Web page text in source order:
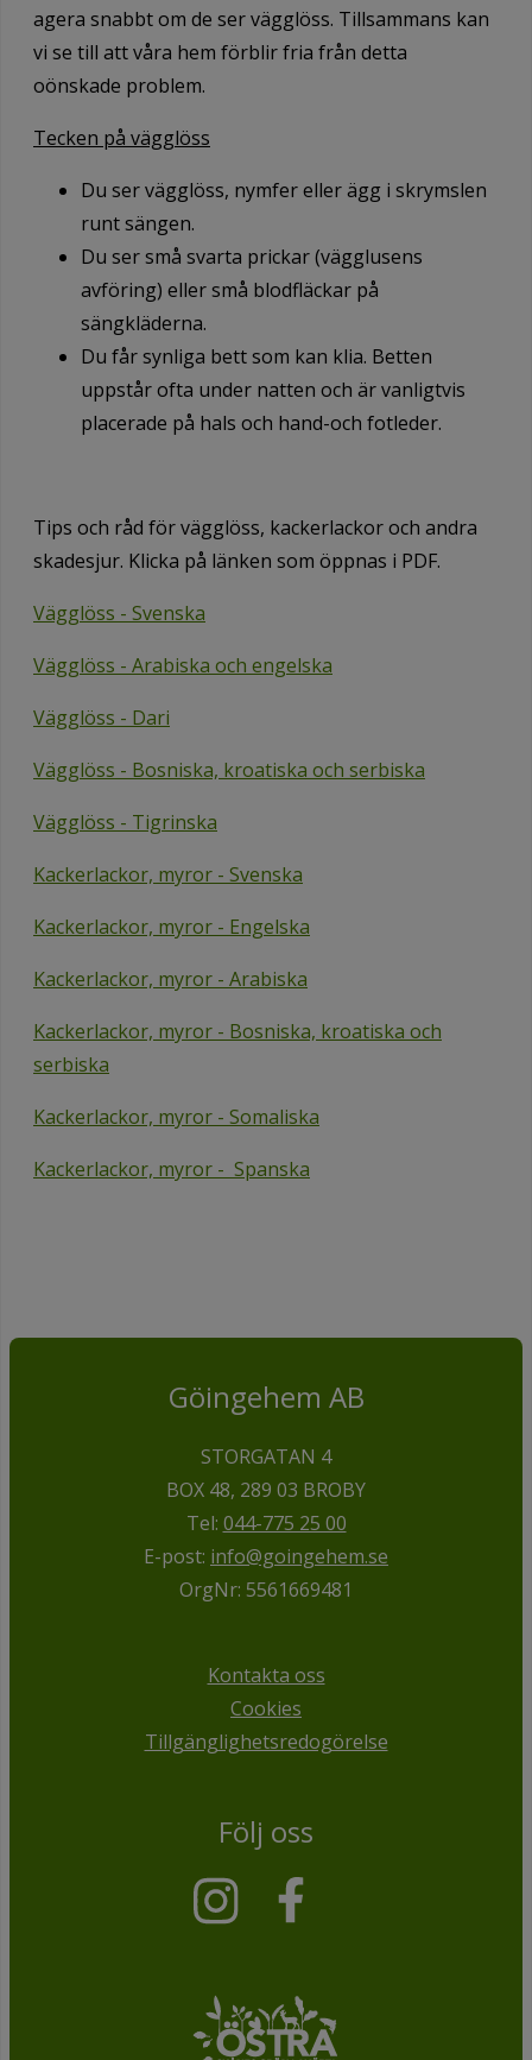
agera snabbt om de ser vägglöss. Tillsammans kan
vi se till att våra hem förblir fria från detta
oönskade problem.
Tecken på vägglöss
Du ser vägglöss, nymfer eller ägg i skrymslen
runt sängen.
Du ser små svarta prickar (vägglusens
avföring) eller små blodfläckar på
sängkläderna.
Du får synliga bett som kan klia. Betten
uppstår ofta under natten och är vanligtvis
placerade på hals och hand-och fotleder.
Tips och råd för vägglöss, kackerlackor och andra
skadesjur. Klicka på länken som öppnas i PDF.
Vägglöss - Svenska
Vägglöss - Arabiska och engelska
Vägglöss - Dari
Vägglöss - Bosniska, kroatiska och serbiska
Vägglöss - Tigrinska
Kackerlackor, myror - Svenska
Kackerlackor, myror - Engelska
Kackerlackor, myror - Arabiska
Kackerlackor, myror - Bosniska, kroatiska och
serbiska
Kackerlackor, myror - Somaliska
Kackerlackor, myror - Spanska
Göingehem AB
STORGATAN 4
BOX 48, 289 03 BROBY
Tel: 044-775 25 00
E-post: info@goingehem.se
OrgNr: 5561669481
Kontakta oss
Cookies
Tillgänglighetsredogörelse
Följ oss